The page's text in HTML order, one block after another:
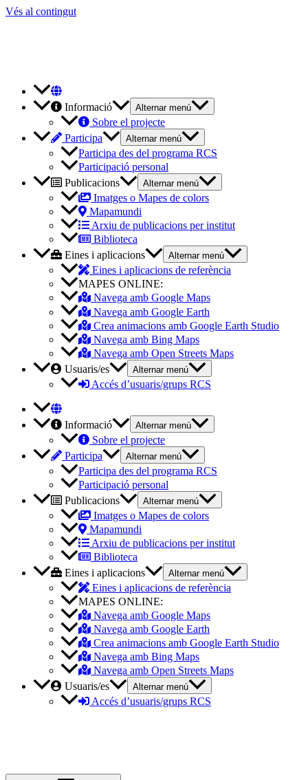
Vés al contingut
Informació Alternar menú
Sobre el projecte
Participa
Alternar menú
Participa des del programa RCS
Participació personal
Publicacions
Alternar menú
Imatges o Mapes de colors
Mapamundi
Arxiu de publicacions per institut
Biblioteca
Eines i aplicacions
Alternar menú
Eines i aplicacions de referència
MAPES ONLINE:
Navega amb Google Maps
Navega amb Google Earth
Crea animacions amb Google Earth Studio
Navega amb Bing Maps
Navega amb Open Streets Maps
Usuaris/es
Alternar menú
Accés d’usuaris/grups RCS
Informació Alternar menú
Sobre el projecte
Participa
Alternar menú
Participa des del programa RCS
Participació personal
Publicacions
Alternar menú
Imatges o Mapes de colors
Mapamundi
Arxiu de publicacions per institut
Biblioteca
Eines i aplicacions
Alternar menú
Eines i aplicacions de referència
MAPES ONLINE:
Navega amb Google Maps
Navega amb Google Earth
Crea animacions amb Google Earth Studio
Navega amb Bing Maps
Navega amb Open Streets Maps
Usuaris/es
Alternar menú
Accés d’usuaris/grups RCS